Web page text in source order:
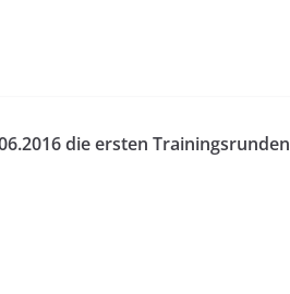
die ersten Trainingsrunden